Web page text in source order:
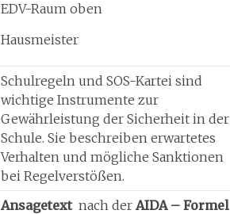
EDV-Raum oben
Hausmeister
Schulregeln und SOS-Kartei sind
wichtige Instrumente zur
Gewährleistung der Sicherheit in der
Schule. Sie beschreiben erwartetes
Verhalten und mögliche Sanktionen
bei Regelverstößen.
Ansagetext nach der AIDA – Formel